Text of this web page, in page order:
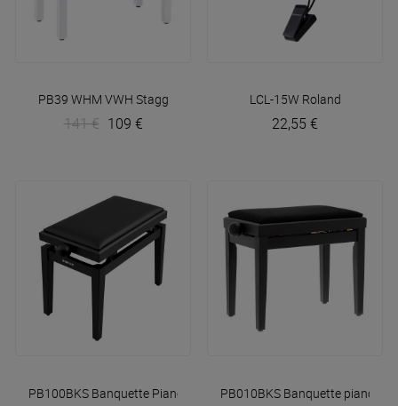
PB39 WHM VWH Stagg
141 € 109 €
LCL-15W Roland
22,55 €
PB100BKS Banquette Piano Noir MatQuik Lok
PB010BKS Banquette piano